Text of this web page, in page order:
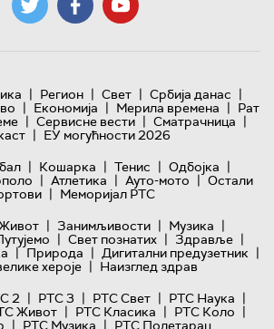
| Регион | Свет | Србија данас |
| Економија | Мерила времена | Рат
| Сервисне вести | Сматрачница |
| ЕУ могућности 2026
| Кошарка | Тенис | Одбојка |
| Атлетика | Ауто-мото | Остали
| Меморијал РТС
| Занимљивости | Музика |
| Свет познатих | Здравље |
| Природа | Дигитални предузетник |
хероје | Наизглед здрав
2 | РТС 3 | РТС Свет | РТС Наука |
Живот | РТС Класика | РТС Коло |
| РТС Музика | РТС Полетарац